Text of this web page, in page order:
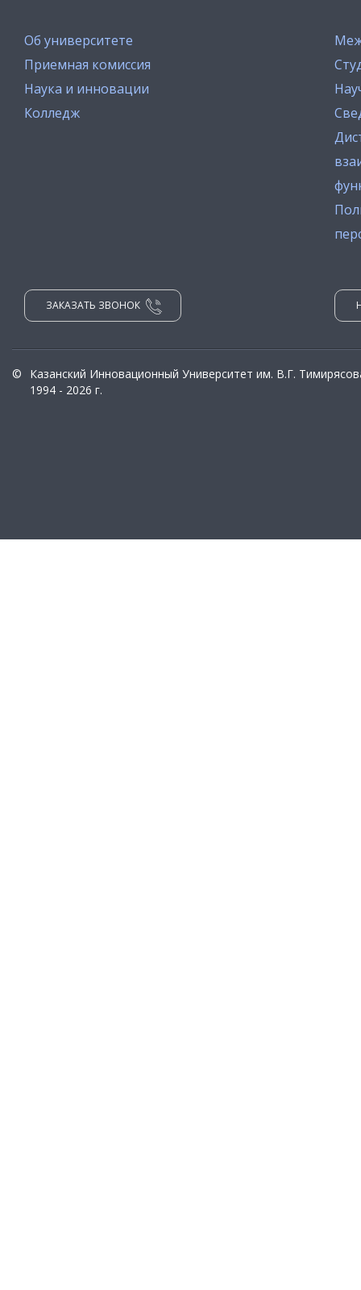
Об университете
Приемная комиссия
Наука и инновации
Колледж
ЗАКАЗАТЬ ЗВОНОК
©
Казанский Инновационный Университет им. В.Г.
1994 - 2026 г.